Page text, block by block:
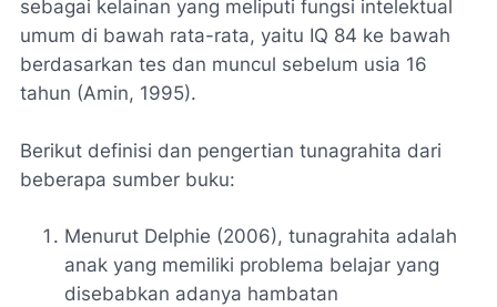
sebagai kelainan yang meliputi fungsi intelektual
umum di bawah rata-rata, yaitu IQ 84 ke bawah
berdasarkan tes dan muncul sebelum usia 16
tahun (Amin, 1995).
Berikut definisi dan pengertian tunagrahita dari
beberapa sumber buku:
Menurut Delphie (2006), tunagrahita adalah
anak yang memiliki problema belajar yang
disebabkan adanya hambatan